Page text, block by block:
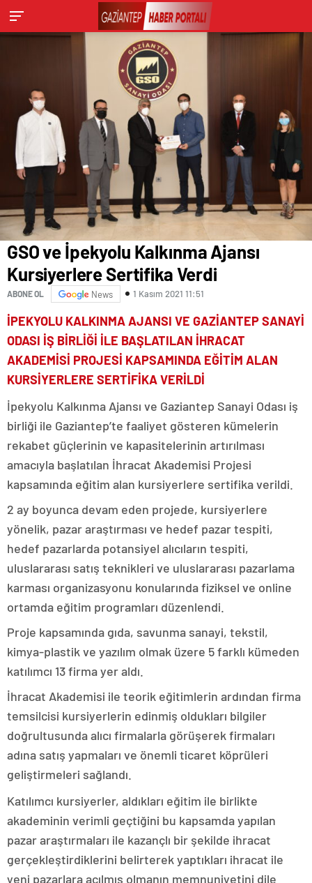
GSO ve İpekyolu Kalkınma Ajansı
Kursiyerlere Sertifika Verdi
ABONE OL News 1 Kasım 2021 11:51
İPEKYOLU KALKINMA AJANSI VE GAZİANTEP SANAYİ
ODASI İŞ BİRLİĞİ İLE BAŞLATILAN İHRACAT
AKADEMİSİ PROJESİ KAPSAMINDA EĞİTİM ALAN
KURSİYERLERE SERTİFİKA VERİLDİ
İpekyolu Kalkınma Ajansı ve Gaziantep Sanayi Odası iş
birliği ile Gaziantep’te faaliyet gösteren kümelerin
rekabet güçlerinin ve kapasitelerinin artırılması
amacıyla başlatılan İhracat Akademisi Projesi
kapsamında eğitim alan kursiyerlere sertifika verildi.
2 ay boyunca devam eden projede, kursiyerlere
yönelik, pazar araştırması ve hedef pazar tespiti,
hedef pazarlarda potansiyel alıcıların tespiti,
uluslararası satış teknikleri ve uluslararası pazarlama
karması organizasyonu konularında fiziksel ve online
ortamda eğitim programları düzenlendi.
Proje kapsamında gıda, savunma sanayi, tekstil,
kimya-plastik ve yazılım olmak üzere 5 farklı kümeden
katılımcı 13 firma yer aldı.
İhracat Akademisi ile teorik eğitimlerin ardından firma
temsilcisi kursiyerlerin edinmiş oldukları bilgiler
doğrultusunda alıcı firmalarla görüşerek firmaları
adına satış yapmaları ve önemli ticaret köprüleri
geliştirmeleri sağlandı.
Katılımcı kursiyerler, aldıkları eğitim ile birlikte
akademinin verimli geçtiğini bu kapsamda yapılan
pazar araştırmaları ile kazançlı bir şekilde ihracat
gerçekleştirdiklerini belirterek yaptıkları ihracat ile
yeni pazarlara açılmış olmanın memnuniyetini dile